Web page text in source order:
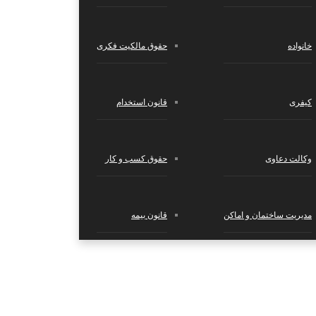
حقوق مالکیت فکری
قانون استخدام
حقوق کسب‌ و کار
قانون بیمه
خانواده
کیفری
وکالت دعاوی
مدیریت ساختمان و اماکن